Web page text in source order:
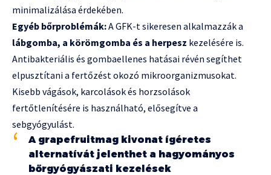
minimalizálása érdekében.
Egyéb bőrproblémák:A GFK-t sikeresen alkalmazzák a
lábgomba, a körömgomba és a herpesz kezelésére is.
Antibakteriális és gombaellenes hatásai révén segíthet
elpusztítani a fertőzést okozó mikroorganizmusokat.
Kisebb vágások, karcolások és horzsolások
fertőtlenítésére is használható, elősegítve a
sebgyógyulást.
A grapefruitmag kivonat ígéretes
alternatívát jelenthet a hagyományos
bőrgyógyászati kezelések